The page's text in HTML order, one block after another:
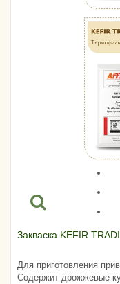
Закваска KEFIR
Для приготовления
Содержит дрожжевые